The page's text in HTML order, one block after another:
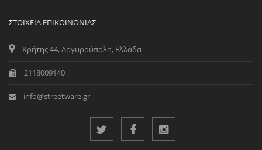
ΣΤΟΙΧΕΊΑ ΕΠΙΚΟΙΝΩΝΊΑΣ
Κρήτης 44, Αργυρούπολη, Ελλάδα
2118009140
info@streetware.gr